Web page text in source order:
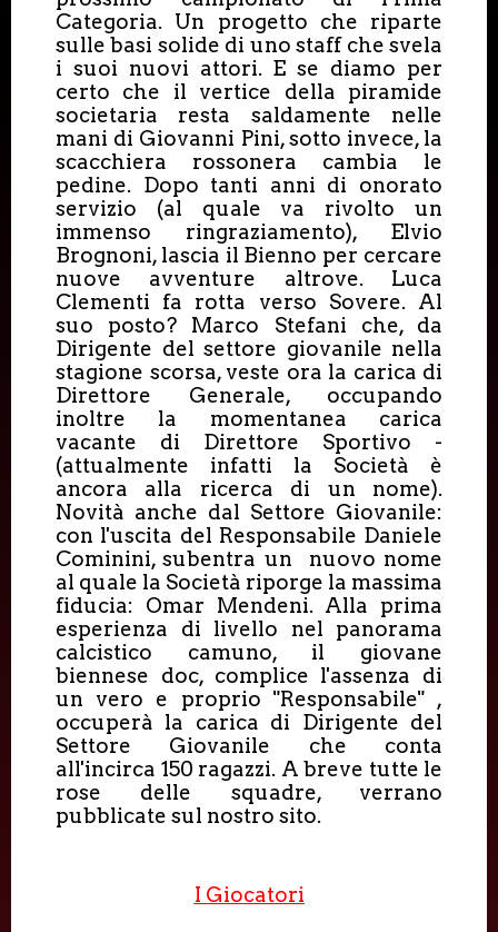
Categoria. Un progetto che riparte
sulle basi solide di uno staff che svela
i suoi nuovi attori. E se diamo per
certo che il vertice della piramide
societaria resta saldamente nelle
mani di Giovanni Pini, sotto invece, la
scacchiera rossonera cambia le
pedine. Dopo tanti anni di onorato
servizio (al quale va rivolto un
immenso ringraziamento), Elvio
Brognoni, lascia il Bienno per cercare
nuove avventure altrove. Luca
Clementi fa rotta verso Sovere. Al
suo posto? Marco Stefani che, da
Dirigente del settore giovanile nella
stagione scorsa, veste ora la carica di
Direttore Generale, occupando
inoltre la momentanea carica
vacante di Direttore Sportivo -
(attualmente infatti la Società è
ancora alla ricerca di un nome).
Novità anche dal Settore Giovanile:
con l'uscita del Responsabile Daniele
Cominini, subentra un nuovo nome
al quale la Società riporge la massima
fiducia: Omar Mendeni. Alla prima
esperienza di livello nel panorama
calcistico camuno, il giovane
biennese doc, complice l'assenza di
un vero e proprio "Responsabile" ,
occuperà la carica di Dirigente del
Settore Giovanile che conta
all'incirca 150 ragazzi. A breve tutte le
rose delle squadre, verrano
pubblicate sul nostro sito.
I Giocatori